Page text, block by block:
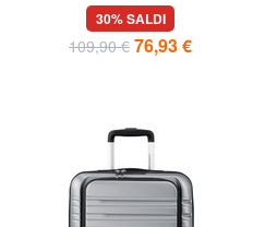
mano
30% SALDI
109,90 € 76,93 €